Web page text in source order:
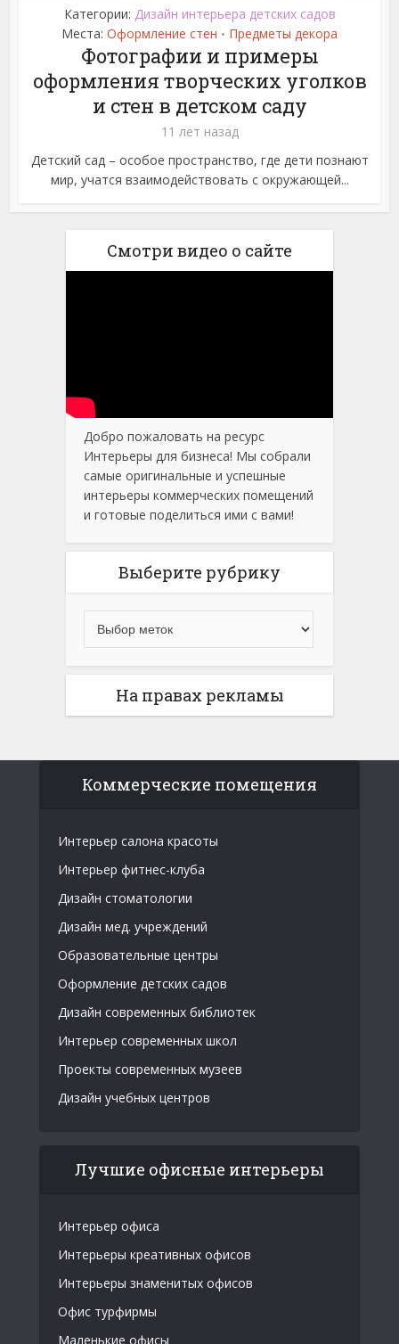
Категории: Дизайн интерьера детских садов
Места: Оформление стен • Предметы декора
Фотографии и примеры
оформления творческих уголков
и стен в детском саду
11 лет назад
Детский сад – особое пространство, где дети познают
мир, учатся взаимодействовать с окружающей...
Смотри видео о сайте
Добро пожаловать на ресурс
Интерьеры для бизнеса! Мы собрали
самые оригинальные и успешные
интерьеры коммерческих помещений
и готовые поделиться ими с вами!
Выберите рубрику
На правах рекламы
Коммерческие помещения
Интерьер салона красоты
Интерьер фитнес-клуба
Дизайн стоматологии
Дизайн мед. учреждений
Образовательные центры
Оформление детских садов
Дизайн современных библиотек
Интерьер современных школ
Проекты современных музеев
Дизайн учебных центров
Лучшие офисные интерьеры
Интерьер офиса
Интерьеры креативных офисов
Интерьеры знаменитых офисов
Офис турфирмы
Маленькие офисы